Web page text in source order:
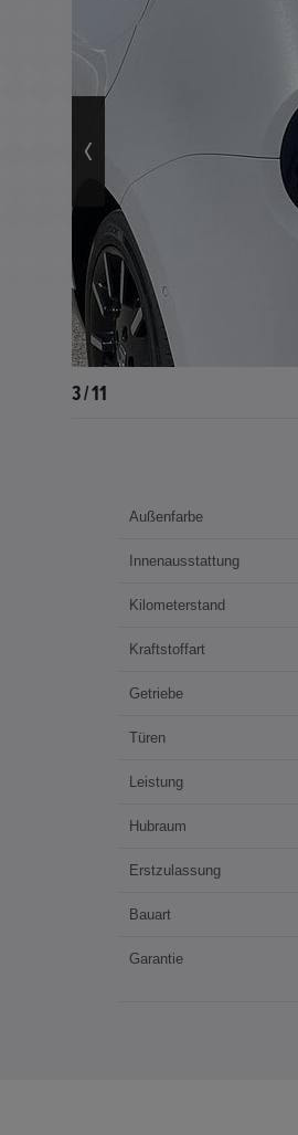
3 / 11
Außenfarbe
Innenausstattung
Kilometerstand
Kraftstoffart
Getriebe
Türen
Leistung
Hubraum
Erstzulassung
Bauart
Garantie